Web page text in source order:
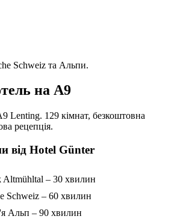
Schweiz та Альпи.
на A9
Lenting. 129 кімнат, безкоштовна
рецепція.
від Hotel Günter
Altmühltal – 30 хвилин
Schweiz – 60 хвилин
Альп – 90 хвилин